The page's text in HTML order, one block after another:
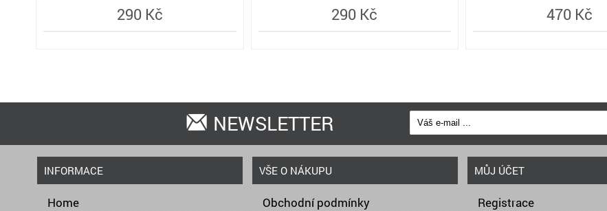
290 Kč 290 Kč 470 Kč
NEWSLETTER
INFORMACE
Home
VŠE O NÁKUPU
Obchodní podmínky
MŮJ ÚČET
Registrace